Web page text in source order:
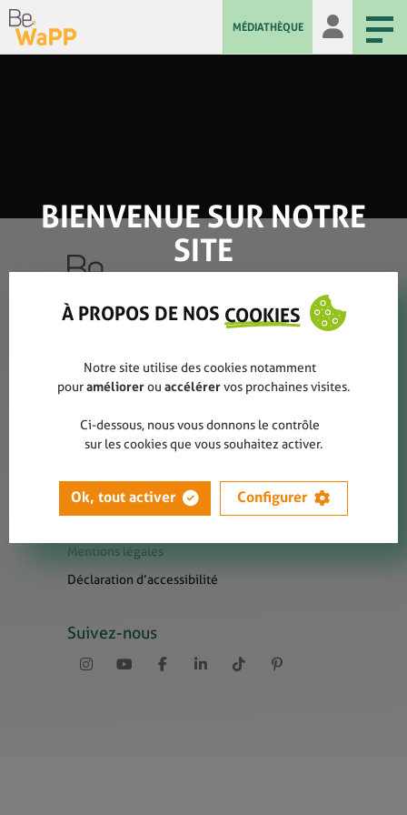
MÉDIATHÈQUE
Rapports annuels
Presse
Liens utiles
Mentions légales
Déclaration d’accessibilité
Suivez-nous
BIENVENUE SUR NOTRE
SITE
À PROPOS DE NOS COOKIES
Notre site utilise des cookies notamment
pouraméliorerou accélérervos prochaines visites.
Ci-dessous, nous vous donnons le contrôle
sur les cookies que vous souhaitez activer.
Ok, tout activer Configurer